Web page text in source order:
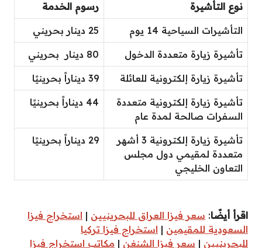
نوع التأشيرة رسوم الخدمة
التأشيرات السياحية 14 يوم 25 دينار بحريني
تأشيرة زيارة متعددة الدخول 80 دينار بحريني
تأشيرة زيارة إلكترونية للعائلة 39 ديناراً بحرينيًا
تأشيرة زيارة إلكترونية متعددة
السفرات صالحة لمدة عام
44 ديناراً بحرينيًا
تأشيرة زيارة إلكترونية 3 أشهر
متعددة لمقيمي دول مجلس
التعاون الخليجي
29 ديناراً بحرينيًا
اقرأ أيضًا: سعر فيزا العراق للبحرينيين | استخراج فيزا
السعودية للمقيمين | استخراج فيزا تركيا
للبحرينيين | سعر فيزا الشنغن | مكاتب استخراج فيزا